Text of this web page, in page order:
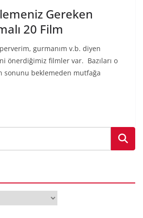
Gereken
20 Film
gurmanım v.b. diyen
önerdiğimiz filmler var. Bazıları o
sonunu beklemeden mutfağa